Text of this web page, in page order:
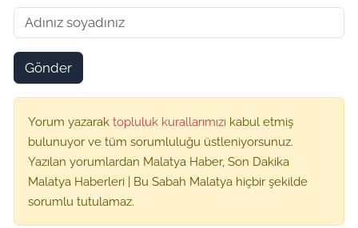
Gönder
Yorum yazarak topluluk kurallarımızı kabul etmiş
bulunuyor ve tüm sorumluluğu üstleniyorsunuz.
Yazılan yorumlardan Malatya Haber, Son Dakika
Malatya Haberleri | Bu Sabah Malatya hiçbir şekilde
sorumlu tutulamaz.